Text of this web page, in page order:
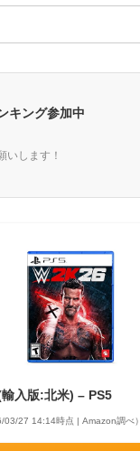
キング参加中
いします！
入版:北米) – PS5
03/27 14:14時点 | Amazon調べ）